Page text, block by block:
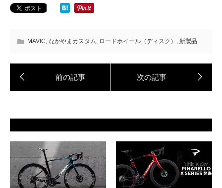
MAVIC なかやまカスタム ロードホイール（ディスク） 新製品